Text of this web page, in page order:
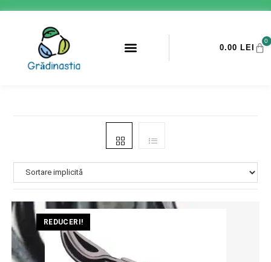
0.00 LEI
0
REDUCERI!